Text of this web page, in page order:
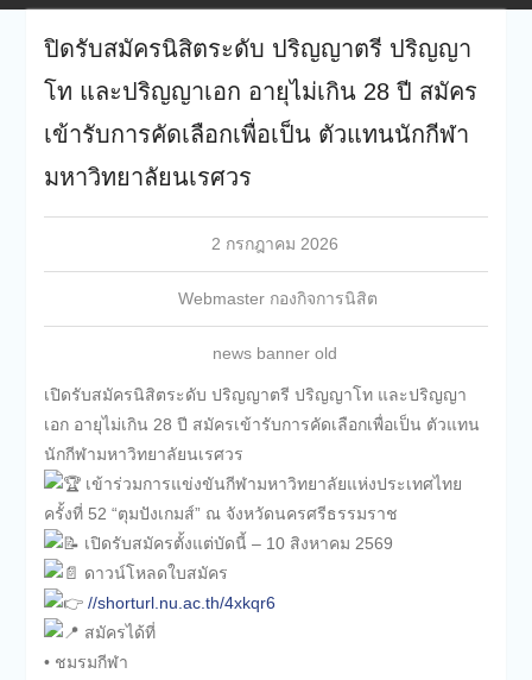
ปิดรับสมัครนิสิตระดับ ปริญญาตรี ปริญญา
โท และปริญญาเอก อายุไม่เกิน 28 ปี สมัคร
เข้ารับการคัดเลือกเพื่อเป็น ตัวแทนนักกีฬา
มหาวิทยาลัยนเรศวร
2 กรกฎาคม 2026
Webmaster กองกิจการนิสิต
news banner old
เปิดรับสมัครนิสิตระดับ ปริญญาตรี ปริญญาโท และปริญญา
เอก อายุไม่เกิน 28 ปี สมัครเข้ารับการคัดเลือกเพื่อเป็น ตัวแทน
นักกีฬามหาวิทยาลัยนเรศวร
เข้าร่วมการแข่งขันกีฬามหาวิทยาลัยแห่งประเทศไทย
ครั้งที่ 52 “ตุมปังเกมส์” ณ จังหวัดนครศรีธรรมราช
เปิดรับสมัครตั้งแต่บัดนี้ – 10 สิงหาคม 2569
ดาวน์โหลดใบสมัคร
//shorturl.nu.ac.th/4xkqr6
สมัครได้ที่
• ชมรมกีฬา